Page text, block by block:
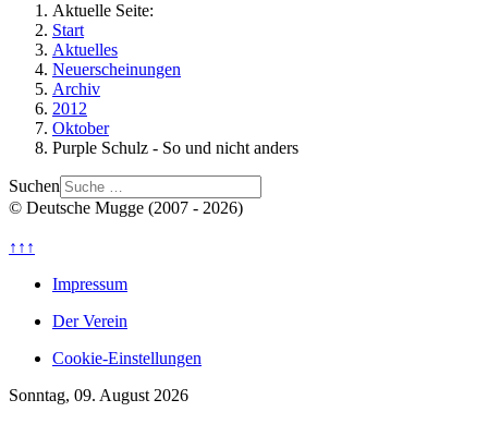
Aktuelle Seite:
Start
Aktuelles
Neuerscheinungen
Archiv
2012
Oktober
Purple Schulz - So und nicht anders
Suchen
© Deutsche Mugge (2007 - 2026)
↑↑↑
Impressum
Der Verein
Cookie-Einstellungen
Sonntag, 09. August 2026